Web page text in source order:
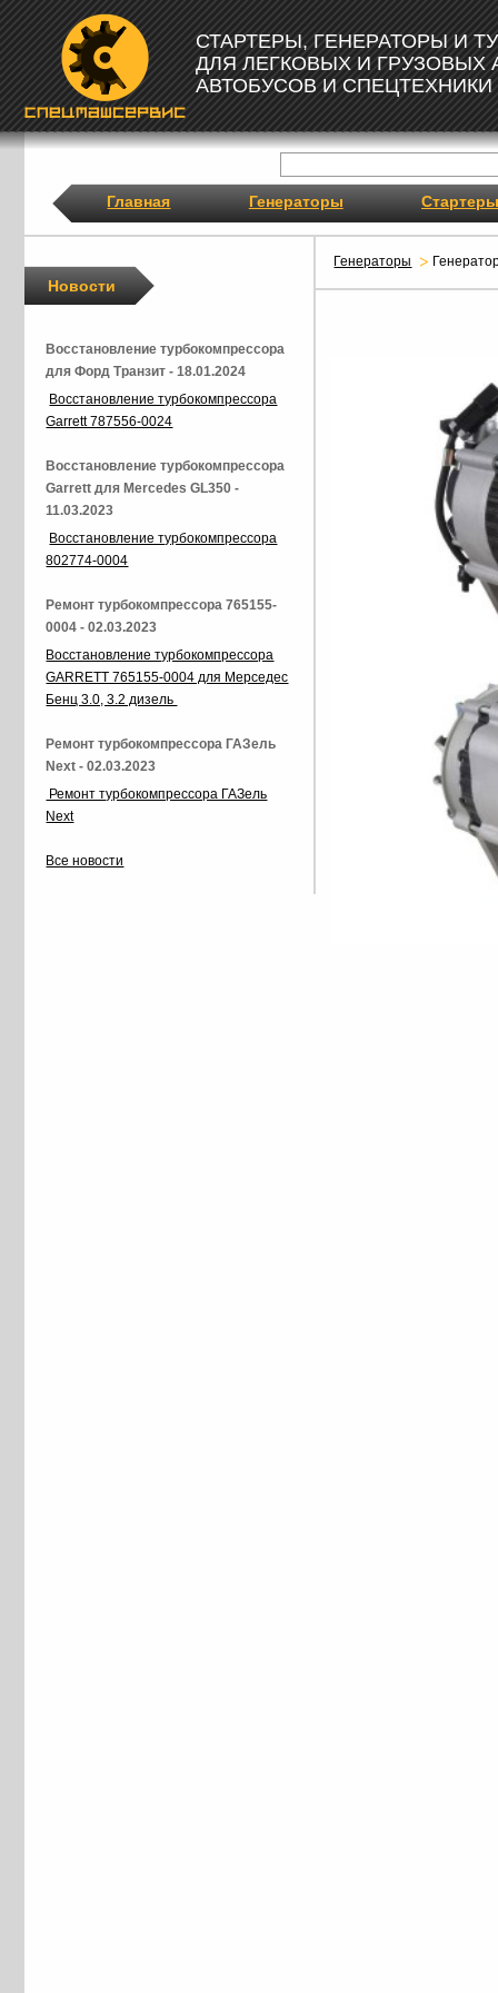
СТАРТЕРЫ, ГЕНЕРАТОРЫ И
ДЛЯ ЛЕГКОВЫХ И ГРУЗОВЫХ
АВТОБУСОВ И СПЕЦТЕХНИКИ
Главная Генераторы Стартеры
Генераторы
Новости
Восстановление турбокомпрессора
для Форд Транзит - 18.01.2024
Восстановление турбокомпрессора
Garrett 787556-0024
Восстановление турбокомпрессора
Garrett для Mercedes GL350 -
11.03.2023
Восстановление турбокомпрессора
802774-0004
Ремонт турбокомпрессора 765155-
0004 - 02.03.2023
Восстановление турбокомпрессора
GARRETT 765155-0004 для Мерседес
Бенц 3.0, 3.2 дизель
Ремонт турбокомпрессора ГАЗель
Next - 02.03.2023
Ремонт турбокомпрессора ГАЗель
Next
Все новости